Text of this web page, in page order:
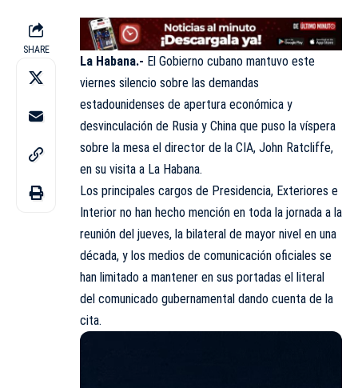
SHARE
La Habana.- El Gobierno cubano mantuvo este
viernes silencio sobre las demandas
estadounidenses de apertura económica y
desvinculación de Rusia y China que puso la víspera
sobre la mesa el director de la CIA, John Ratcliffe,
en su visita a La Habana.
Los principales cargos de Presidencia, Exteriores e
Interior no han hecho mención en toda la jornada a la
reunión del jueves, la bilateral de mayor nivel en una
década, y los medios de comunicación oficiales se
han limitado a mantener en sus portadas el literal
del comunicado gubernamental dando cuenta de la
cita.